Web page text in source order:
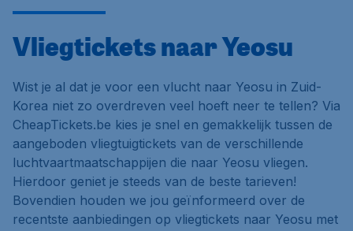
Vliegtickets naar Yeosu
Wist je al dat je voor een vlucht naar Yeosu in Zuid-
Korea niet zo overdreven veel hoeft neer te tellen? Via
CheapTickets.be kies je snel en gemakkelijk tussen de
aangeboden vliegtuigtickets van de verschillende
luchtvaartmaatschappijen die naar Yeosu vliegen.
Hierdoor geniet je steeds van de beste tarieven!
Bovendien houden we jou geïnformeerd over de
recentste aanbiedingen op vliegtickets naar Yeosu met